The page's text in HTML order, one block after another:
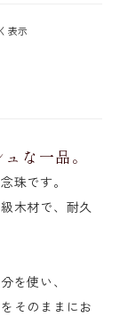
表示
な一品。
珠です。
木材で、耐久
を使い、
そのままにお